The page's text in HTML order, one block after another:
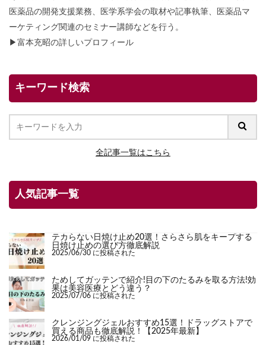
医薬品の開発支援業務、医学系学会の取材や記事執筆、医薬品マ
ーケティング関連のセミナー講師などを行う。
▶ 富本充昭の詳しいプロフィール
キーワード検索
全記事一覧はこちら
人気記事一覧
テカらない日焼け止め20選！さらさら肌をキープする
日焼け止めの選び方徹底解説
2025/06/30 に投稿された
ためしてガッテンで紹介!目の下のたるみを取る方法!効
果は美容医療とどう違う？
2025/07/06 に投稿された
クレンジングジェルおすすめ15選！ドラッグストアで
買える商品も徹底解説！【2025年最新】
2026/01/09 に投稿された